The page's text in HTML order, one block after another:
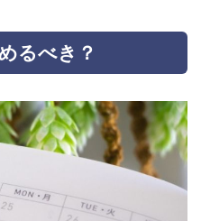
るべき？